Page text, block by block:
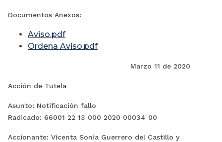
Documentos Anexos:
Aviso.pdf
Ordena Aviso.pdf
Marzo 11 de 2020
Acción de Tutela
Asunto: Notificación fallo
Radicado: 66001 22 13 000 2020 00034 00
Accionante: Vicenta Sonia Guerrero del Castillo y